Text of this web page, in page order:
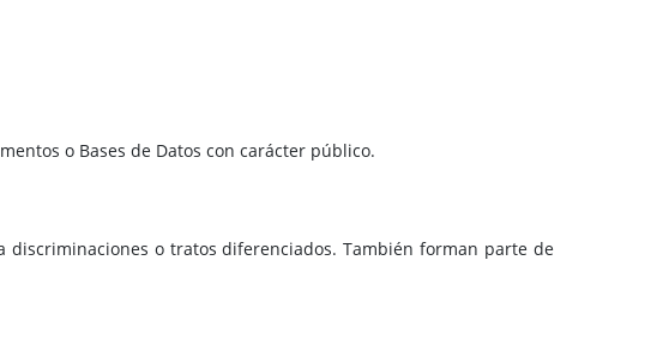
o Bases de Datos con carácter público.
o tratos diferenciados. También forman parte de